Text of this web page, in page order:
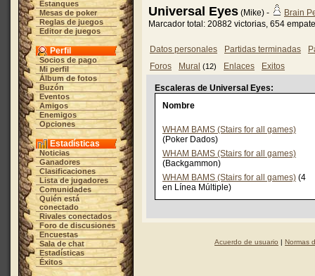
Estanques
Mesas de poker
Reglas de juegos
Editor de juegos
Perfil
Socios de pago
Mi perfil
Álbum de fotos
Buzón
Eventos
Amigos
Enemigos
Opciones
Estadísticas
Noticias
Ganadores
Clasificaciones
Lista de jugadores
Comunidades
Quién está
conectado
Rivales conectados
Foro de discusiones
Encuestas
Sala de chat
Estadísticas
Éxitos
Universal Eyes (Mike) -
Brain
Marcador total: 20882 victorias, 654
Datos personales Partidas terminadas
Foros
Mural (12) Enlaces Exitos
Escaleras de Universal Eyes:
Nombre
WHAM BAMS (Stairs for all games)
(Poker Dados)
WHAM BAMS (Stairs for all games)
(Backgammon)
WHAM BAMS (Stairs for all games) (4
en Línea Múltiple)
Acuerdo de usuario | Normas